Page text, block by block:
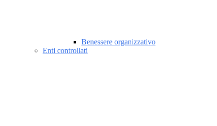
Benessere organizzativo
Enti controllati